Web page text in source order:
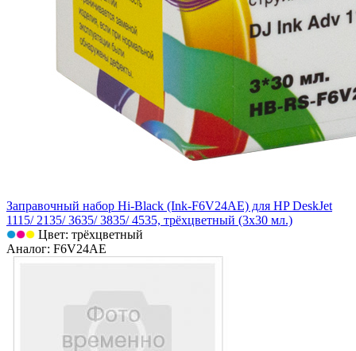
Заправочный набор Hi-Black (Ink-F6V24AE) для HP DeskJet
1115/ 2135/ 3635/ 3835/ 4535, трёхцветный (3х30 мл.)
Цвет: трёхцветный
Аналог: F6V24AE